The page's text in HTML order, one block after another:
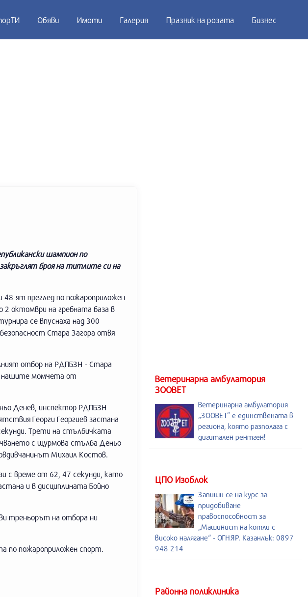
Обяви Имоти Галерия Празник на розата Бизнес
шампион по
броя на титлите си на
ят преглед по пожароприложен
октомври на гребната база в
се впуснаха над 300
Стара Загора отвя
отбор на РДПБЗН - Стара
нашите момчета от
Денев, инспектор РДПБЗН
Георги Георгиев застана
Трети на стълбичката
с щурмова стълба Деньо
Михаил Костов.
с време от 62, 47 секунди, като
и в дисциплината Бойно
треньорът на отбора ни
по пожароприложен спорт.
Ветеринарна амбулатория
ЗООВЕТ
Ветеринарна амбулатория
„ЗООВЕТ” е единствената в
региона, която разполага с
дигитален рентген!
ЦПО Изоблок
Запиши се на курс за
придобиване
правоспособност за
„Машинист на котли с
високо налягане“ - ОГНЯР. Казанлък: 0897
948 214
Районна поликлиника